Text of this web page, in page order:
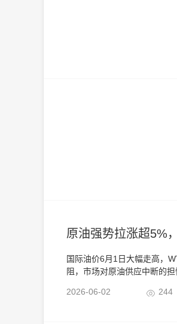
原油强势拉涨超5%
国际油价6月1日大幅走高，
阻，市场对原油供应中断的担
2026-06-02 244